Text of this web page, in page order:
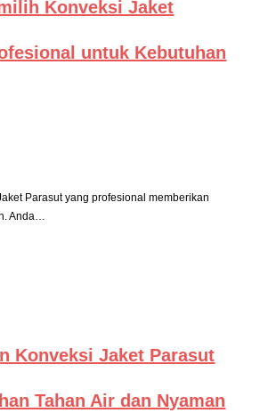
Konveksi Jaket
untuk Kebutuhan
Parasut yang profesional memberikan
Anda…
Konveksi Jaket Parasut
Tahan Air dan Nyaman